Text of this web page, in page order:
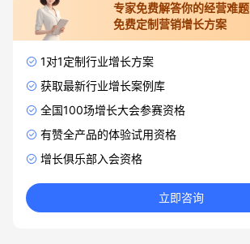
专家免费解答你的经营难题
免费定制营销增长方案
1对1定制行业增长方案
获取最新行业增长案例库
全国100场增长大会参赛资格
有赞全产品的体验试用资格
增长俱乐部入会资格
立即咨询